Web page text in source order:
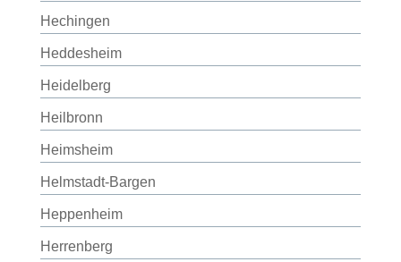
Hechingen
Heddesheim
Heidelberg
Heilbronn
Heimsheim
Helmstadt-Bargen
Heppenheim
Herrenberg